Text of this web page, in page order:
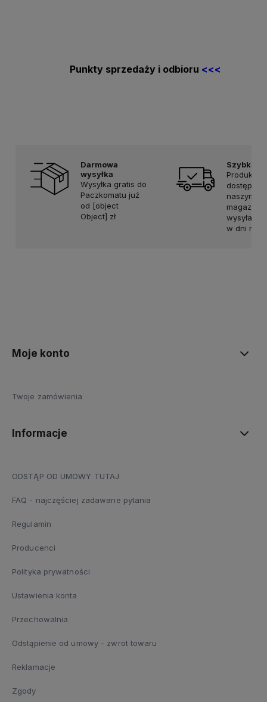
Punkty sprzedaży i odbioru <<<
Darmowa
wysyłka
Wysyłka gratis do
Paczkomatu już
od [object
Object] zł
Szybka
Produkty
dostępne
naszym
magazynie
wysyłamy
w dni
Moje konto
Twoje zamówienia
Informacje
ODSTĄP OD UMOWY TUTAJ
FAQ - najczęściej zadawane pytania
Regulamin
Producenci
Polityka prywatności
Ustawienia konta
Przechowalnia
Odstąpienie od umowy - zwrot towaru
Reklamacje
Zgody